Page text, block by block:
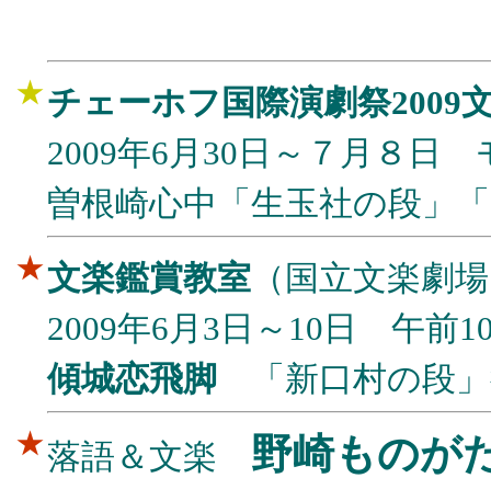
★チェーホフ国際演劇祭2009
2009年6月30日～７月８日
曽根崎心中「生玉社の段」
★文楽鑑賞教室 （国立文楽劇
2009年6月3日～10日 午前
傾城恋飛脚 「新口村の段
★落語＆文楽 野崎ものが